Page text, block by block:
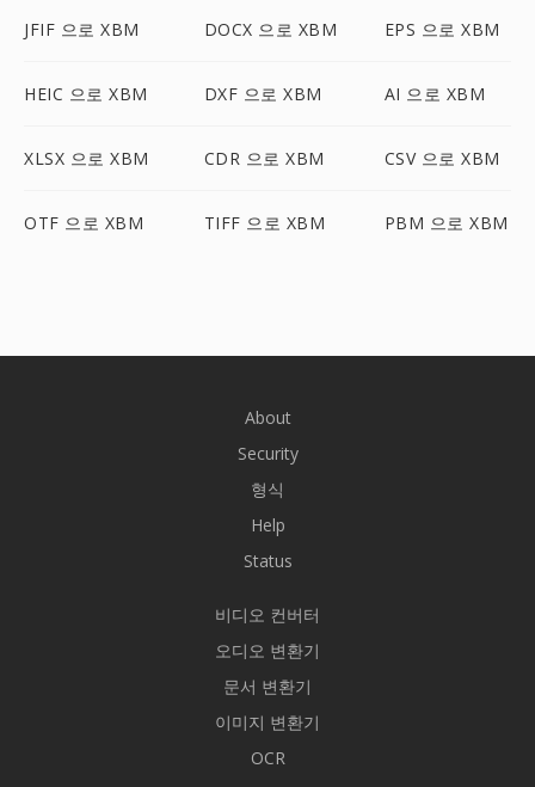
JFIF 으로 XBM DOCX 으로 XBM EPS 으로 XBM
HEIC 으로 XBM DXF 으로 XBM AI 으로 XBM
XLSX 으로 XBM CDR 으로 XBM CSV 으로 XBM
OTF 으로 XBM TIFF 으로 XBM PBM 으로 XBM
About
Security
형식
Help
Status
비디오 컨버터
오디오 변환기
문서 변환기
이미지 변환기
OCR